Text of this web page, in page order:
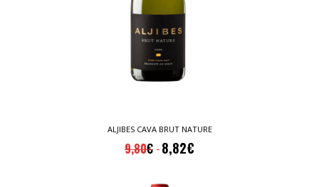
ALJIBES CAVA BRUT NATURE
9,80€ 8,82€